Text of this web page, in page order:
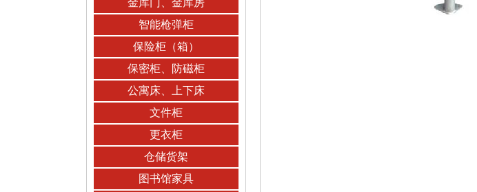
金库门、金库房
智能枪弹柜
保险柜（箱）
保密柜、防磁柜
公寓床、上下床
文件柜
更衣柜
仓储货架
图书馆家具